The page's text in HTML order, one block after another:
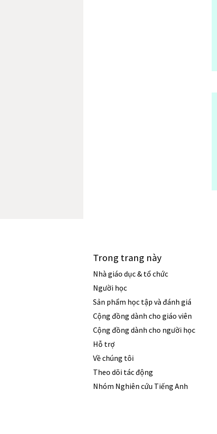
Trong trang này
Nhà giáo dục & tổ chức
Người học
Sản phẩm học tập và đánh giá
Cộng đồng dành cho giáo viên
Cộng đồng dành cho người học
Hỗ trợ
Về chúng tôi
Theo dõi tác động
Nhóm Nghiên cứu Tiếng Anh